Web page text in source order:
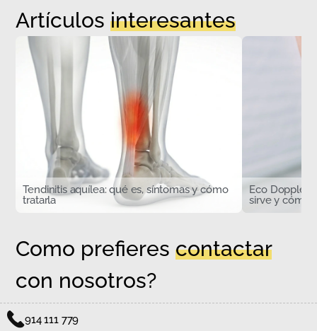
Artículosinteresantes
Tendinitis aquílea: qué es, síntomas y cómo
tratarla
Eco Doppler
sirve y cómo
Como prefierescontactar
con nosotros?
914 111 779